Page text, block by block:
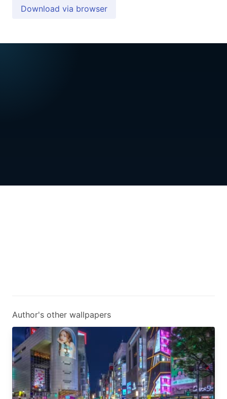
Download via browser
Author's other wallpapers